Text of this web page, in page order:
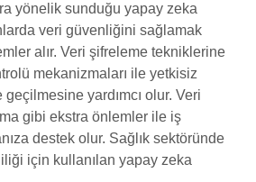
yönelik sunduğu yapay zeka
veri güvenliğini sağlamak
alır. Veri şifreleme tekniklerine
mekanizmaları ile yetkisiz
yardımcı olur. Veri
gibi ekstra önlemler ile iş
destek olur. Sağlık sektöründe
için kullanılan yapay zeka